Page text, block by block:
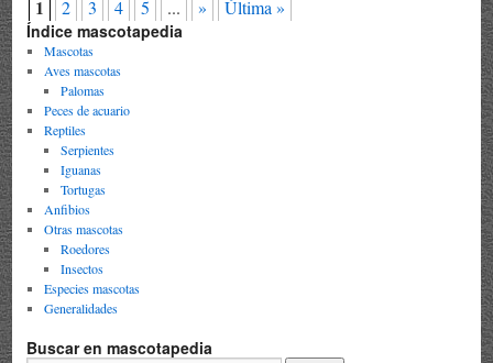
1 2 3 4 5 ... » Última »
Índice mascotapedia
Mascotas
Aves mascotas
Palomas
Peces de acuario
Reptiles
Serpientes
Iguanas
Tortugas
Anfibios
Otras mascotas
Roedores
Insectos
Especies mascotas
Generalidades
Buscar en mascotapedia